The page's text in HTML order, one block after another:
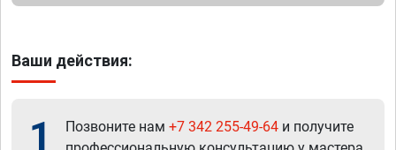
Ваши действия:
1 Позвоните нам +7 342 255-49-64 и получите